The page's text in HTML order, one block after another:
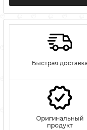
Быстрая доставка
Оригинальный
продукт